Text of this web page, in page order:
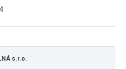
s.r.o.